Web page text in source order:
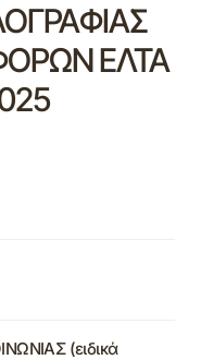
ΕΛΤΑ
(ειδικά